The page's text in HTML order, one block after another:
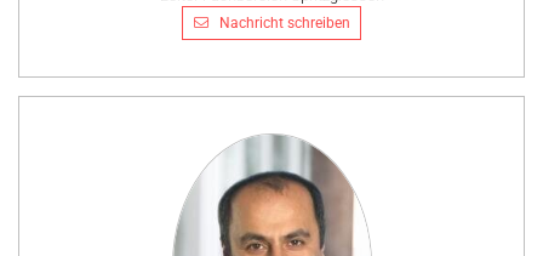
Nachricht schreiben